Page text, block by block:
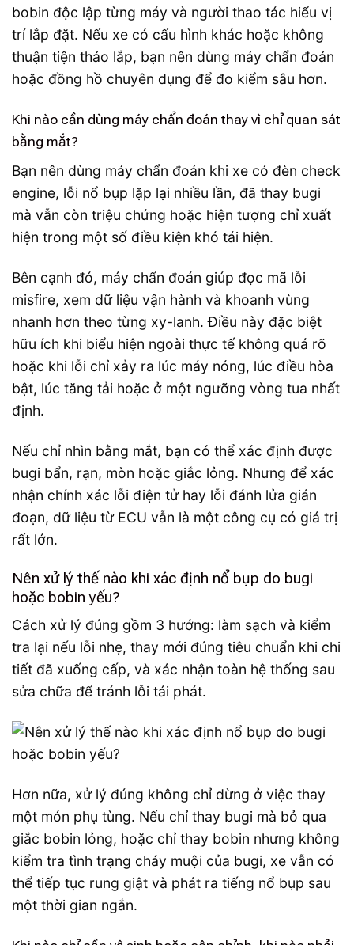
bobin độc lập từng máy và người thao tác hiểu vị
trí lắp đặt. Nếu xe có cấu hình khác hoặc không
thuận tiện tháo lắp, bạn nên dùng máy chẩn đoán
hoặc đồng hồ chuyên dụng để đo kiểm sâu hơn.
Khi nào cần dùng máy chẩn đoán thay vì chỉ quan sát
bằng mắt?
Bạn nên dùng máy chẩn đoán khi xe có đèn check
engine, lỗi nổ bụp lặp lại nhiều lần, đã thay bugi
mà vẫn còn triệu chứng hoặc hiện tượng chỉ xuất
hiện trong một số điều kiện khó tái hiện.
Bên cạnh đó, máy chẩn đoán giúp đọc mã lỗi
misfire, xem dữ liệu vận hành và khoanh vùng
nhanh hơn theo từng xy-lanh. Điều này đặc biệt
hữu ích khi biểu hiện ngoài thực tế không quá rõ
hoặc khi lỗi chỉ xảy ra lúc máy nóng, lúc điều hòa
bật, lúc tăng tải hoặc ở một ngưỡng vòng tua nhất
định.
Nếu chỉ nhìn bằng mắt, bạn có thể xác định được
bugi bẩn, rạn, mòn hoặc giắc lỏng. Nhưng để xác
nhận chính xác lỗi điện tử hay lỗi đánh lửa gián
đoạn, dữ liệu từ ECU vẫn là một công cụ có giá trị
rất lớn.
Nên xử lý thế nào khi xác định nổ bụp do bugi
hoặc bobin yếu?
Cách xử lý đúng gồm 3 hướng: làm sạch và kiểm
tra lại nếu lỗi nhẹ, thay mới đúng tiêu chuẩn khi chi
tiết đã xuống cấp, và xác nhận toàn hệ thống sau
sửa chữa để tránh lỗi tái phát.
Hơn nữa, xử lý đúng không chỉ dừng ở việc thay
một món phụ tùng. Nếu chỉ thay bugi mà bỏ qua
giắc bobin lỏng, hoặc chỉ thay bobin nhưng không
kiểm tra tình trạng cháy muội của bugi, xe vẫn có
thể tiếp tục rung giật và phát ra tiếng nổ bụp sau
một thời gian ngắn.